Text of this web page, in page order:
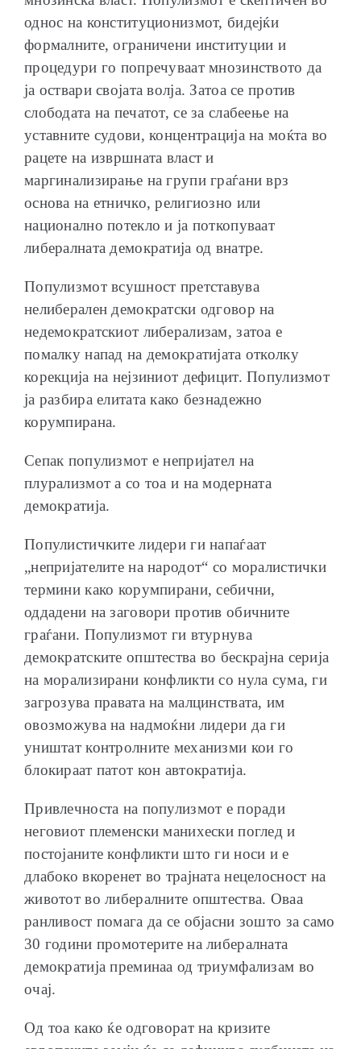
однос на конституционизмот, бидејќи
формалните, ограничени институции и
процедури го попречуваат мнозинството да
ја оствари својата волја. Затоа се против
слободата на печатот, се за слабеење на
уставните судови, концентрација на моќта во
рацете на извршната власт и
маргинализирање на групи граѓани врз
основа на етничко, религиозно или
национално потекло и ја поткопуваат
либералната демократија од внатре.
Популизмот всушност претставува
нелиберален демократски одговор на
недемократскиот либерализам, затоа е
помалку напад на демократијата отколку
корекција на нејзиниот дефицит. Популизмот
ја разбира елитата како безнадежно
корумпирана.
Сепак популизмот е непријател на
плурализмот а со тоа и на модерната
демократија.
Популистичките лидери ги напаѓаат
„непријателите на народот“ со моралистички
термини како корумпирани, себични,
оддадени на заговори против обичните
граѓани. Популизмот ги втурнува
демократските општества во бескрајна серија
на морализирани конфликти со нула сума, ги
загрозува правата на малцинствата, им
овозможува на надмоќни лидери да ги
уништат контролните механизми кои го
блокираат патот кон автократија.
Привлечноста на популизмот е поради
неговиот племенски манихески поглед и
постојаните конфликти што ги носи и е
длабоко вкоренет во трајната нецелосност на
животот во либералните општества. Оваа
ранливост помага да се објасни зошто за само
30 години промотерите на либералната
демократија преминаа од триумфализам во
очај.
Од тоа како ќе одговорат на кризите